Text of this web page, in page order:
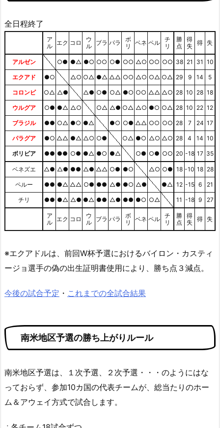
全日程終了
ア
ル エク コロ
ウ
ル
ブラ パラ
ボ
リ
ベネ ペル チ
リ
勝
点
得
失
得 失
アルゼン ○● ●△ ●○ ○○ ○● ○○ △○ ○○ ○○ 38 21 31 10
エクアド ●○ △○ ○△ ●△ △△ ○○ △○ ○△ ○△ 29 9 14 5
コロンビ ○△ △● △● ○● ○△ ●○ ○○ △△ △○ 28 10 28 18
ウルグア ○● ●△ △○ ○△ △● ○△ △○ ●○ ○△ 28 10 22 12
ブラジル ●● ○△ ●○ ●△ ●○ ○● △△ ○○ ○○ 28 7 24 17
パラグア ●○ △△ ●△ △○ ○● ○△ ●○ △○ △○ 28 4 14 10
ボリビア ●● ●● ○● ●△ ●○ ●△ ○● ○● ○○ 20 -18 17 35
ベネズエ △● △● ●● △● △△ ○● ●○ △○ ○● 18 -10 18 28
ペルー ●● ●△ △△ ○● ●● △● ●○ △● ●△ 12 -15 6 21
チリ ●● ●△ △● ●△ ●● △● ●● ●○ ○△ 11 -18 9 27
ア
ル エク コロ
ウ
ル
ブラ パラ
ボ
リ
ベネ ペル チ
リ
勝
点
得
失
得 失
※エクアドルは、前回W杯予選におけるバイロン・カスティ
ージョ選手の偽の出生証明書使用により、勝ち点３減点。
今後の試合予定 ・ これまでの全試合結果
南米地区予選の勝ち上がりルール
南米地区予選は、１次予選、２次予選・・・のようにはな
っておらず、参加10カ国の代表チームが、総当たりのホー
ム＆アウェイ方式で試合します。